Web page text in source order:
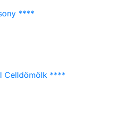
****
Celldömölk ****